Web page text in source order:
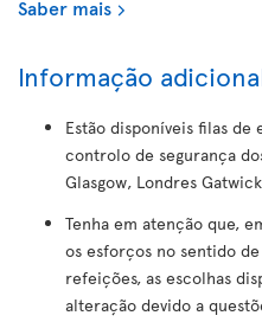
Saber mais
Informação
Estão disponíveis filas
controlo de segurança
Glasgow, Londres
Tenha em atenção que,
os esforços no sentido
refeições, as escolhas
alteração devido a